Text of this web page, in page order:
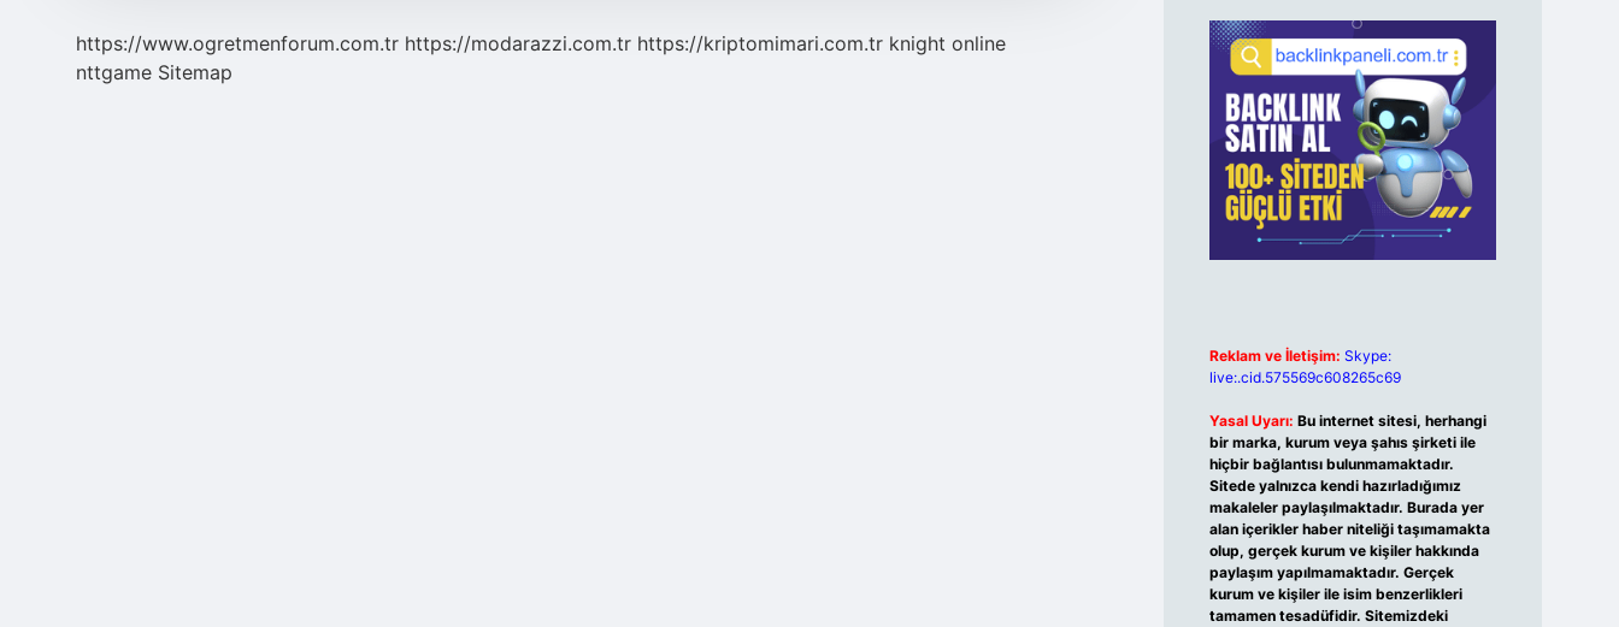
https://www.ogretmenforum.com.tr https://modarazzi.com.tr https://kriptomimari.com.tr knight online
nttgame Sitemap
Reklam ve İletişim: Skype:
live:.cid.575569c608265c69
Yasal Uyarı: Bu internet sitesi, herhangi
bir marka, kurum veya şahıs şirketi ile
hiçbir bağlantısı bulunmamaktadır.
Sitede yalnızca kendi hazırladığımız
makaleler paylaşılmaktadır. Burada yer
alan içerikler haber niteliği taşımamakta
olup, gerçek kurum ve kişiler hakkında
paylaşım yapılmamaktadır. Gerçek
kurum ve kişiler ile isim benzerlikleri
tamamen tesadüfidir. Sitemizdeki